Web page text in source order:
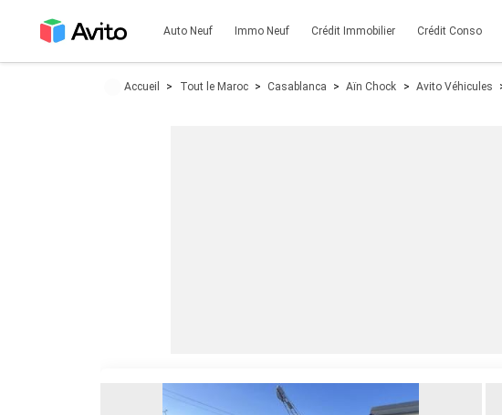
Auto Neuf Immo Neuf Crédit Immobilier Crédit Conso
Accueil Tout le Maroc Casablanca Aïn Chock Avito Véhicules